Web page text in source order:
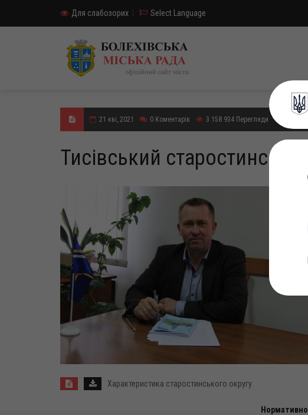
Для слабозорих Select Language
21 кві, 2021 0 Коментарів 3 158 934 Перегляди
Тисівський старостинський
Характеристика старостинського округу